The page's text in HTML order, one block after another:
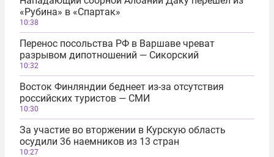
«Рубина» в «Спартак»
10:38
Перенос посольства РФ в Варшаве чреват
разрывом дипотношений — Сикорский
10:32
Восток Финляндии беднеет из-за отсутствия
российских туристов — СМИ
10:30
За участие во вторжении в Курскую область
осудили 36 наемников из 13 стран
10:27